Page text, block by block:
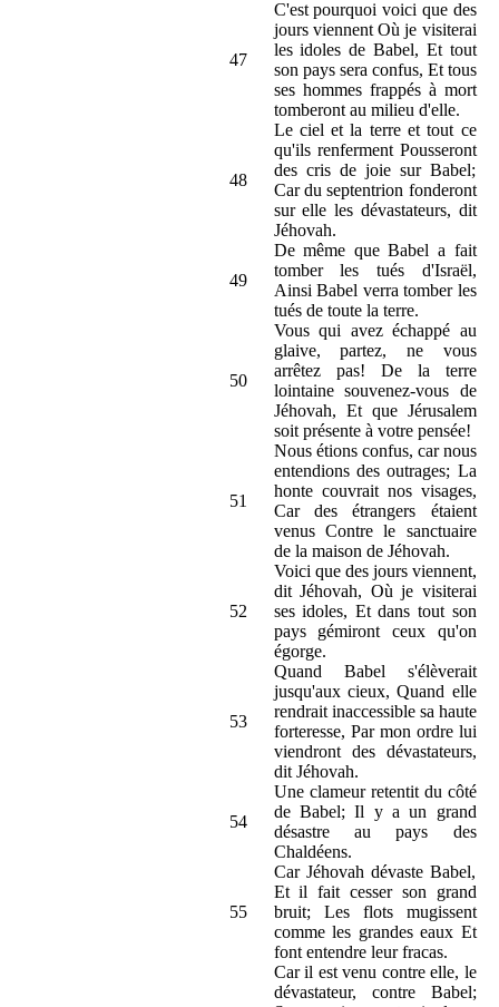
47
C'est pourquoi voici que des
jours viennent Où je visiterai
les idoles de Babel, Et tout
son pays sera confus, Et tous
ses hommes frappés à mort
tomberont au milieu d'elle.
48
Le ciel et la terre et tout ce
qu'ils renferment Pousseront
des cris de joie sur Babel;
Car du septentrion fonderont
sur elle les dévastateurs, dit
Jéhovah.
49
De même que Babel a fait
tomber les tués d'Israël,
Ainsi Babel verra tomber les
tués de toute la terre.
50
Vous qui avez échappé au
glaive, partez, ne vous
arrêtez pas! De la terre
lointaine souvenez-vous de
Jéhovah, Et que Jérusalem
soit présente à votre pensée!
51
Nous étions confus, car nous
entendions des outrages; La
honte couvrait nos visages,
Car des étrangers étaient
venus Contre le sanctuaire
de la maison de Jéhovah.
52
Voici que des jours viennent,
dit Jéhovah, Où je visiterai
ses idoles, Et dans tout son
pays gémiront ceux qu'on
égorge.
53
Quand Babel s'élèverait
jusqu'aux cieux, Quand elle
rendrait inaccessible sa haute
forteresse, Par mon ordre lui
viendront des dévastateurs,
dit Jéhovah.
54
Une clameur retentit du côté
de Babel; Il y a un grand
désastre au pays des
Chaldéens.
55
Car Jéhovah dévaste Babel,
Et il fait cesser son grand
bruit; Les flots mugissent
comme les grandes eaux Et
font entendre leur fracas.
Car il est venu contre elle, le
dévastateur, contre Babel;